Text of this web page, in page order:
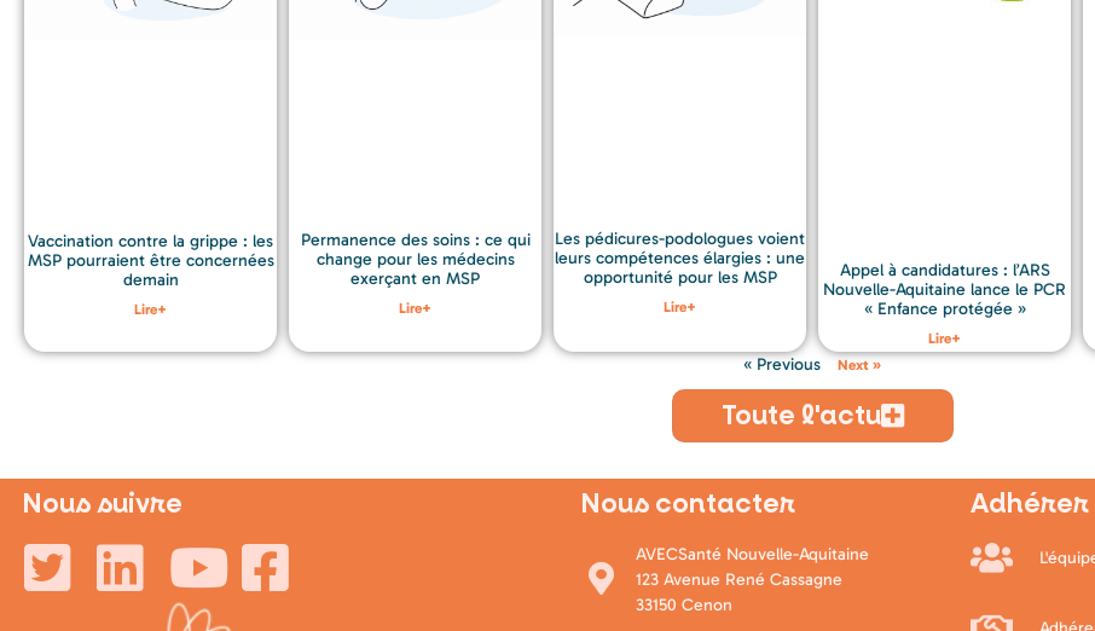
Vaccination contre la grippe : les
MSP pourraient être concernées
demain
Lire+
Permanence des soins : ce qui
change pour les médecins
exerçant en MSP
Lire+
Les pédicures-podologues voient
leurs compétences élargies : une
opportunité pour les MSP
Lire+
Appel à candidatures : l’ARS
Nouvelle-Aquitaine lance le PCR
« Enfance protégée »
Lire+
« Previous Next »
Toute l'actu
Nous suivre Nous contacter
AVECSanté Nouvelle-Aquitaine
123 Avenue René Cassagne
33150 Cenon